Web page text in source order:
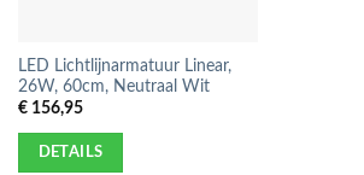
LED Lichtlijnarmatuur Linear,
26W, 60cm, Neutraal Wit
€156,95
DETAILS